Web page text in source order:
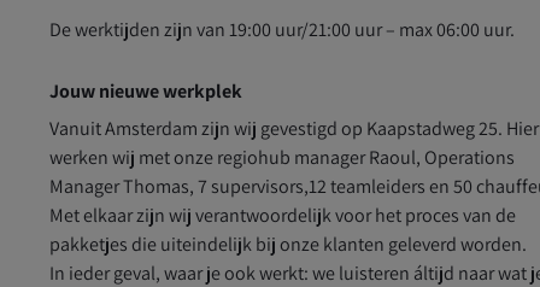
De werktijden zijn van 19:00 uur/21:00 uur – max 06:00 uur.
Jouw nieuwe werkplek
Vanuit Amsterdam zijn wij gevestigd op Kaapstadweg 25. Hier
werken wij met onze regiohub manager Raoul, Operations
Manager Thomas, 7 supervisors,12 teamleiders en 50
Met elkaar zijn wij verantwoordelijk voor het proces van de
pakketjes die uiteindelijk bij onze klanten geleverd worden.
In ieder geval, waar je ook werkt: we luisteren áltijd naar wat